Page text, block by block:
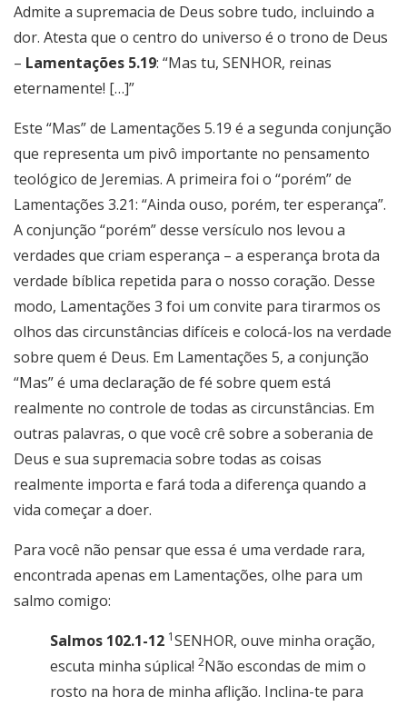
Admite a supremacia de Deus sobre tudo, incluindo a
dor. Atesta que o centro do universo é o trono de Deus
– Lamentações 5.19: “Mas tu, SENHOR, reinas
eternamente! […]”
Este “Mas” de Lamentações 5.19 é a segunda conjunção
que representa um pivô importante no pensamento
teológico de Jeremias. A primeira foi o “porém” de
Lamentações 3.21: “Ainda ouso, porém, ter esperança”.
A conjunção “porém” desse versículo nos levou a
verdades que criam esperança – a esperança brota da
verdade bíblica repetida para o nosso coração. Desse
modo, Lamentações 3 foi um convite para tirarmos os
olhos das circunstâncias difíceis e colocá-los na verdade
sobre quem é Deus. Em Lamentações 5, a conjunção
“Mas” é uma declaração de fé sobre quem está
realmente no controle de todas as circunstâncias. Em
outras palavras, o que você crê sobre a soberania de
Deus e sua supremacia sobre todas as coisas
realmente importa e fará toda a diferença quando a
vida começar a doer.
Para você não pensar que essa é uma verdade rara,
encontrada apenas em Lamentações, olhe para um
salmo comigo:
Salmos 102.1-12 1SENHOR, ouve minha oração,
escuta minha súplica! 2Não escondas de mim o
rosto na hora de minha aflição. Inclina-te para